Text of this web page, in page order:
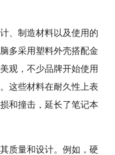
、制造材料以及使用的
多采用塑料外壳搭配金
观，不少品牌开始使用
这些材料在耐久性上表
和撞击，延长了笔记本
质量和设计。例如，硬